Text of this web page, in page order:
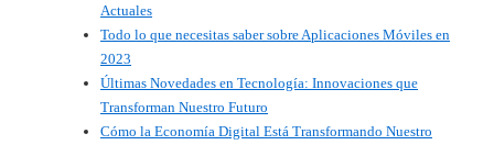
Actuales
Todo lo que necesitas saber sobre Aplicaciones Móviles en
2023
Últimas Novedades en Tecnología: Innovaciones que
Transforman Nuestro Futuro
Cómo la Economía Digital Está Transformando Nuestro